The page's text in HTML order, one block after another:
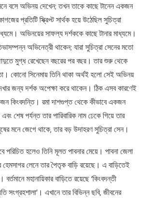
বসে অভিনয় দেখেন; তখন তাকে কাছে টানেন একজন
প্রতিটি স্ক্রিপ্ট সার্থক হয়ে উঠেছিল সুচিত্রা
অভিনয়ের সাফল্য দর্শককে কাছে টানার মাধ্যমে।
অভিনেত্রী থাকেন; যারা সুচিত্রা সেনের মতো
মুগ্ধ রেখেছেন বছরের পর বছর। তার শুরু থেকে
কোনো সিনেমায় তিনি থাকা অর্থই হলো সেই অভিনয়
জন্য দর্শক অপেক্ষা করে থাকেন। ঠিক এসব কারণেই
কিংবদন্তি। রমা দাশগুপ্ত থেকে কীভাবে একজন
শেষ পর্যন্ত তার পারিবারিক নাম ঢেকে গিয়ে তার
মনে জেগে থাকে, তার বড় উদাহরণ সুচিত্রা সেন।
পরিচিত হলেও তিনি মূলত পাবনার মেয়ে। পাবনা জেলা
লেনে তার পৈতৃক বাড়ি রয়েছে। এ বাড়িতেই
মহানায়িকার বাড়িতে রয়েছে ‘কিংবদন্তী
সংগ্রহশালা’। এখানে তার বিভিন্ন ছবি, জীবনের